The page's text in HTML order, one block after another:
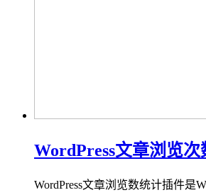
WordPress文章浏览次
WordPress文章浏览数统计插件是